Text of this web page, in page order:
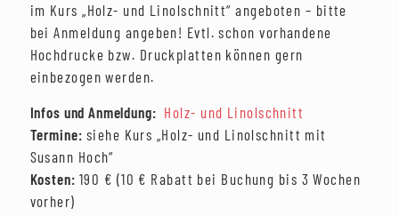
im Kurs „Holz- und Linolschnitt“ angeboten – bitte
bei Anmeldung angeben! Evtl. schon vorhandene
Hochdrucke bzw. Druckplatten können gern
einbezogen werden.
Infos und Anmeldung: Holz- und Linolschnitt
Termine: siehe Kurs „Holz- und Linolschnitt mit
Susann Hoch“
Kosten: 190 € (10 € Rabatt bei Buchung bis 3 Wochen
vorher)